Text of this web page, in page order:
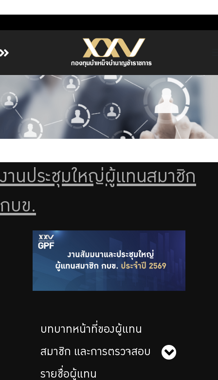
หน้าหลัก
เกี่ยวกับ กบข.
บริการสมาชิก
ลงทุน
การบริหารความเสี่ยง
รายงานผลการดำเนินงาน
ข่าวสารและกิจกรรม
บริการเจ้าหน้าที่ส่วนราชการ
งานประชุมใหญ่ผู้แทนสมาชิก
กบข.
บทบาทหน้าที่ของผู้แทน
สมาชิก และการตรวจสอบ
รายชื่อผู้แทน